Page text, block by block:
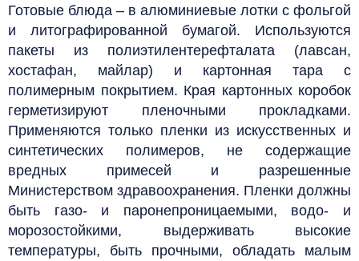
Готовые блюда – в алюминиевые лотки с фольгой
и литографированной бумагой. Используются
пакеты из полиэтилентерефталата (лавсан,
хостафан, майлар) и картонная тара с
полимерным покрытием. Края картонных коробок
герметизируют пленочными прокладками.
Применяются только пленки из искусственных и
синтетических полимеров, не содержащие
вредных примесей и разрешенные
Министерством здравоохранения. Пленки должны
быть газо- и паронепроницаемыми, водо- и
морозостойкими, выдерживать высокие
температуры, быть прочными, обладать малым